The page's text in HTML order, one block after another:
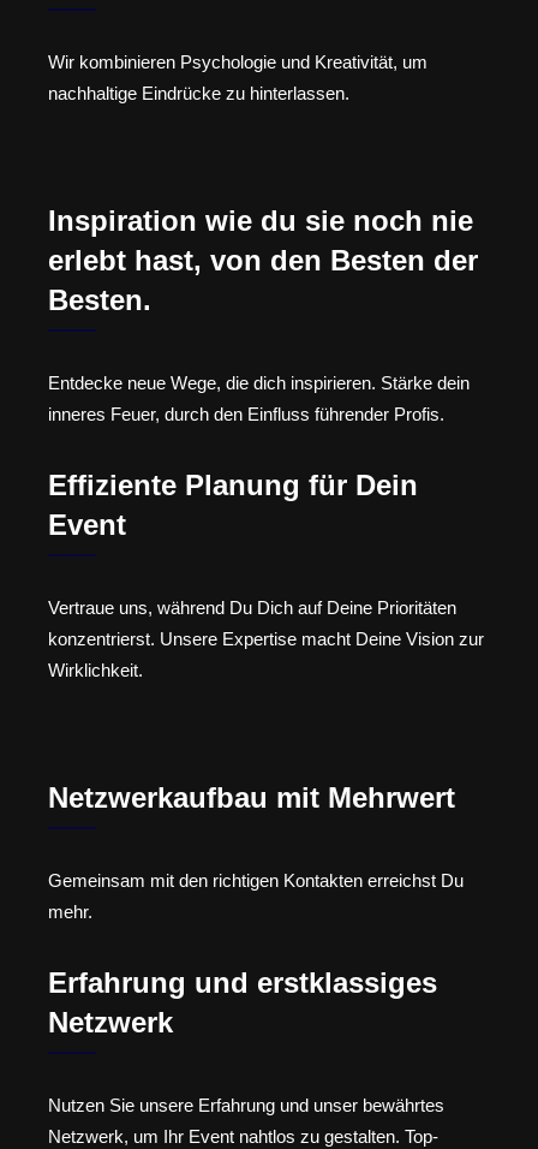
Wir kombinieren Psychologie und Kreativität, um
nachhaltige Eindrücke zu hinterlassen.
Inspiration wie du sie noch nie
erlebt hast, von den Besten der
Besten.
Entdecke neue Wege, die dich inspirieren. Stärke dein
inneres Feuer, durch den Einfluss führender Profis.
Effiziente Planung für Dein
Event
Vertraue uns, während Du Dich auf Deine Prioritäten
konzentrierst. Unsere Expertise macht Deine Vision zur
Wirklichkeit.
Netzwerkaufbau mit Mehrwert
Gemeinsam mit den richtigen Kontakten erreichst Du
mehr.
Erfahrung und erstklassiges
Netzwerk
Nutzen Sie unsere Erfahrung und unser bewährtes
Netzwerk, um Ihr Event nahtlos zu gestalten. Top-